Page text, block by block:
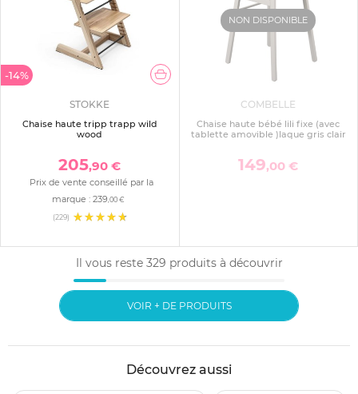
-14%
STOKKE
Chaise haute tripp trapp wild
wood
205,90 €
Prix de vente conseillé par la
marque : 239 ,00 €
(229)
NON DISPONIBLE
COMBELLE
Chaise haute bébé lili fixe (avec
tablette amovible )laque gris clair
149,00 €
Il vous reste 329 produits à découvrir
VOIR + DE PRODUITS
Découvrez aussi